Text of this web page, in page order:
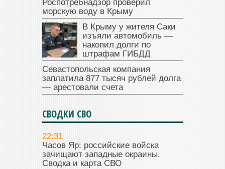
Роспотребнадзор проверил
морскую воду в Крыму
В Крыму у жителя Саки
изъяли автомобиль —
накопил долги по
штрафам ГИБДД
Севастопольская компания
заплатила 877 тысяч рублей долга
— арестовали счета
СВОДКИ СВО
22:31
Часов Яр: российские войска
зачищают западные окраины.
Сводка и карта СВО